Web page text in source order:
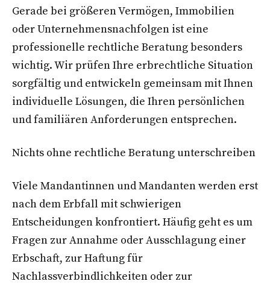
Gerade bei größeren Vermögen, Immobilien
oder Unternehmensnachfolgen ist eine
professionelle rechtliche Beratung besonders
wichtig. Wir prüfen Ihre erbrechtliche Situation
sorgfältig und entwickeln gemeinsam mit Ihnen
individuelle Lösungen, die Ihren persönlichen
und familiären Anforderungen entsprechen.
Nichts ohne rechtliche Beratung unterschreiben
Viele Mandantinnen und Mandanten werden erst
nach dem Erbfall mit schwierigen
Entscheidungen konfrontiert. Häufig geht es um
Fragen zur Annahme oder Ausschlagung einer
Erbschaft, zur Haftung für
Nachlassverbindlichkeiten oder zur